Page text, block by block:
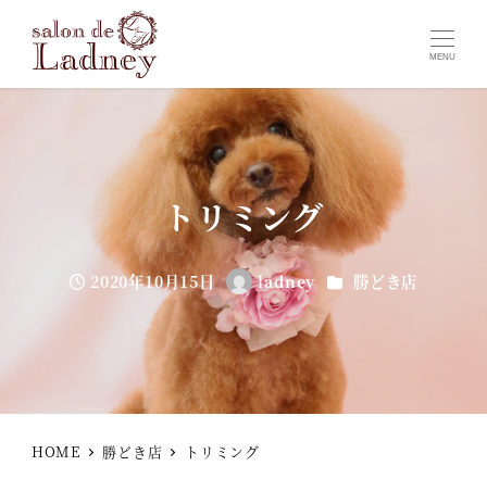
MENU
トリミング
投稿日
2020年10月15日
著
者
ladney カテゴリー
勝どき店
HOME 勝どき店 トリミング